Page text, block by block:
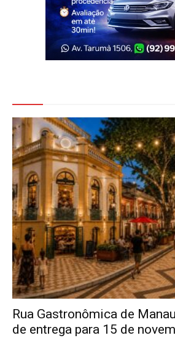
Rua Gastronômica de
de entrega para 15 de